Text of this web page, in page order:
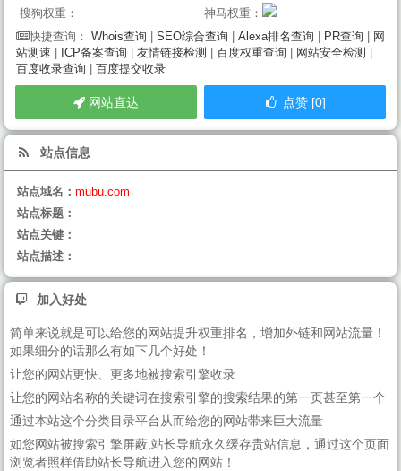
搜狗权重： 神马权重：
快捷查询： Whois查询 SEO综合查询 Alexa排名查询 PR查询
网
站测速
ICP备案查询 友情链接检测 百度权重查询 网站安全检测
百度收录查询
百度提交收录
网站直达 点赞 [0]
站点信息
站点域名： mubu.com
站点标题：
站点关键：
站点描述：
加入好处
简单来说就是可以给您的网站提升权重排名，增加外链和网站流量！
如果细分的话那么有如下几个好处！
让您的网站更快、更多地被搜索引擎收录
让您的网站名称的关键词在搜索引擎的搜索结果的第一页甚至第一个
通过本站这个分类目录平台从而给您的网站带来巨大流量
如您网站被搜索引擎屏蔽,站长导航永久缓存贵站信息，通过这个页面
浏览者照样借助站长导航进入您的网站！